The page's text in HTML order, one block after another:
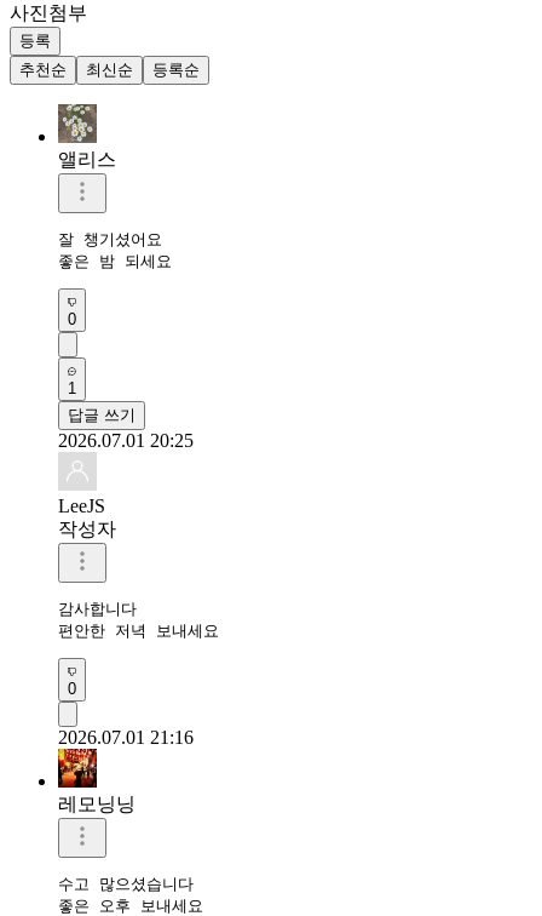
사진첨부
등록
추천순
최신순 등록순
앨리스
잘 챙기셨어요
좋은 밤 되세요
0
1
답글 쓰기
2026.07.01 20:25
LeeJS
작성자
감사합니다
편안한 저녁 보내세요
0
2026.07.01 21:16
레모닝닝
수고 많으셨습니다
좋은 오후 보내세요